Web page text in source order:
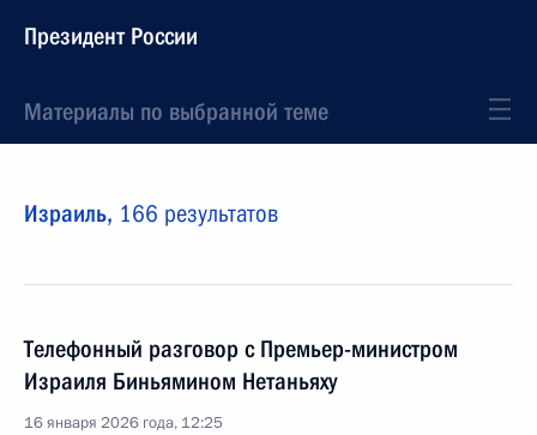
Президент России
Материалы по выбранной теме
Израиль, 166 результатов
Телефонный разговор с Премьер-министром
Израиля Биньямином Нетаньяху
16 января 2026 года, 12:25